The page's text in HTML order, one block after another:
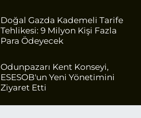
Doğal Gazda Kademeli Tarife
Tehlikesi: 9 Milyon Kişi Fazla
Para Ödeyecek
Odunpazarı Kent Konseyi,
ESESOB'un Yeni Yönetimini
Ziyaret Etti